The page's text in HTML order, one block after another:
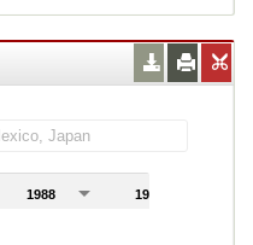
1988 1989